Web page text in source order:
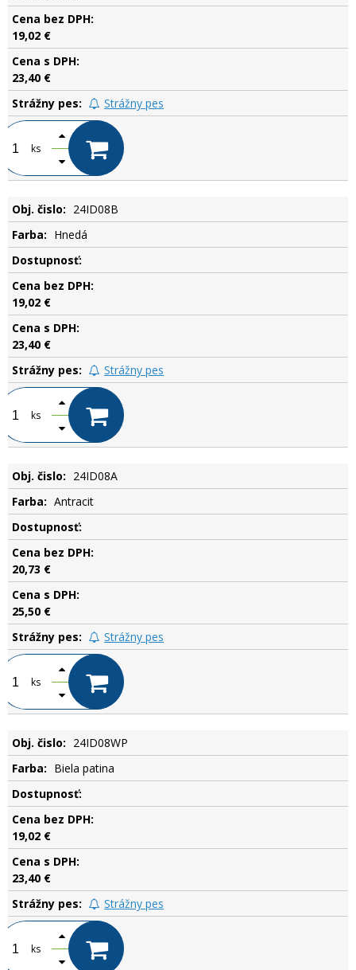
19,02 €
23,40 €
Strážny pes
ks
24ID08B
Hnedá
19,02 €
23,40 €
Strážny pes
ks
24ID08A
Antracit
20,73 €
25,50 €
Strážny pes
ks
24ID08WP
Biela patina
19,02 €
23,40 €
Strážny pes
ks